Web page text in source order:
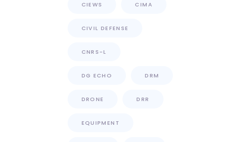
CIEWS CIMA
CIVIL DEFENSE
CNRS-L
DG ECHO DRM
DRONE DRR
EQUIPMENT